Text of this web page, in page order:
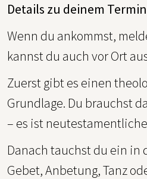
Details zu deinem Termin
Wenn du ankommst,
kannst du auch vor Ort
Zuerst gibt es einen
Grundlage. Du brauchst
– es ist
Danach tauchst du ein in
Gebet, Anbetung, Tanz